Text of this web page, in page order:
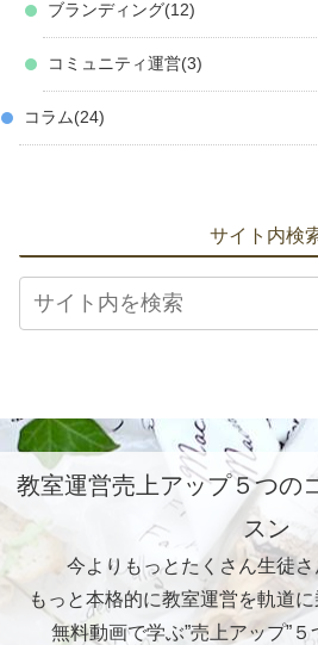
ブランディング 12
コミュニティ運営 3
コラム 24
サイト内検
教室運営売上アップ５つ
スン
今よりもっとたくさん生徒さ
もっと本格的に教室運営を軌道
無料動画で学ぶ”売上アップ”５